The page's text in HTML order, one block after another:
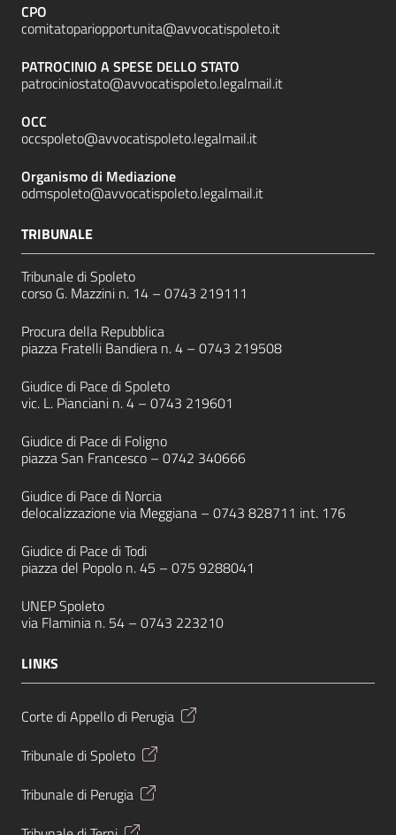
CPO
comitatopariopportunita@avvocatispoleto.it
PATROCINIO A SPESE DELLO STATO
patrociniostato@avvocatispoleto.legalmail.it
OCC
occspoleto@avvocatispoleto.legalmail.it
Organismo di Mediazione
odmspoleto@avvocatispoleto.legalmail.it
TRIBUNALE
Tribunale di Spoleto
corso G. Mazzini n. 14 – 0743 219111
Procura della Repubblica
piazza Fratelli Bandiera n. 4 – 0743 219508
Giudice di Pace di Spoleto
vic. L. Pianciani n. 4 – 0743 219601
Giudice di Pace di Foligno
piazza San Francesco – 0742 340666
Giudice di Pace di Norcia
delocalizzazione via Meggiana – 0743 828711 int. 176
Giudice di Pace di Todi
piazza del Popolo n. 45 – 075 9288041
UNEP Spoleto
via Flaminia n. 54 – 0743 223210
LINKS
Corte di Appello di Perugia
Tribunale di Spoleto
Tribunale di Perugia